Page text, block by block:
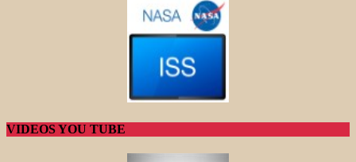
VIDEOS YOU TUBE